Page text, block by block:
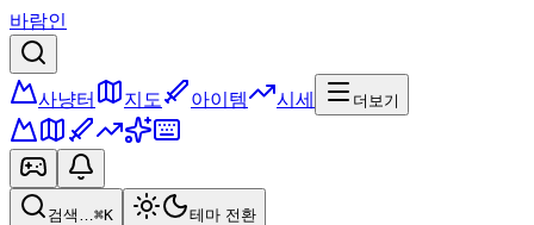
바람인
사냥터 지도 아이템 시세 더보기
검색…⌘K 테마 전환